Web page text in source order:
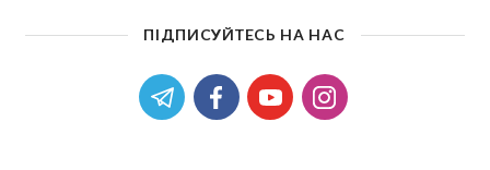
ПІДПИСУЙТЕСЬ НА НАС